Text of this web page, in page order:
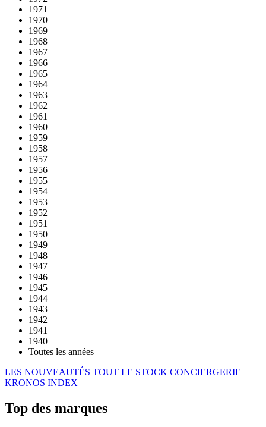
1971
1970
1969
1968
1967
1966
1965
1964
1963
1962
1961
1960
1959
1958
1957
1956
1955
1954
1953
1952
1951
1950
1949
1948
1947
1946
1945
1944
1943
1942
1941
1940
Toutes les années
LES NOUVEAUTÉS TOUT LE STOCK CONCIERGERIE
KRONOS INDEX
Top des marques